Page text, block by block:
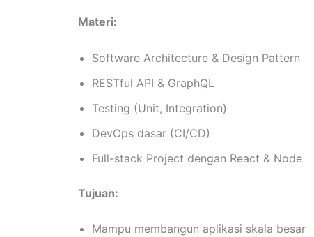
Materi:
Software Architecture & Design Pattern
RESTful API & GraphQL
Testing (Unit, Integration)
DevOps dasar (CI/CD)
Full-stack Project dengan React & Node
Tujuan:
Mampu membangun aplikasi skala besar